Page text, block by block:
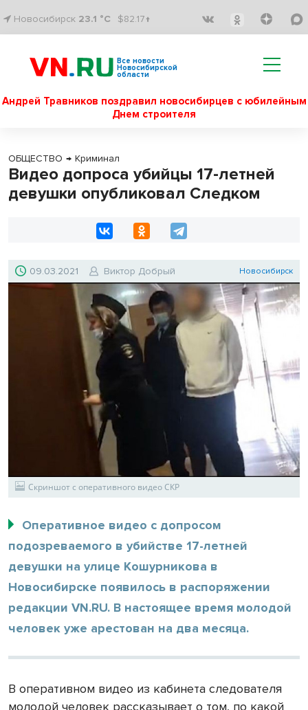
Новосибирск 23.1 °C $82.17↑
Все новости
Новосибирской
области
Андрей Травников поздравил новосибирцев с юбилейным
Днем строителя
ОБЩЕСТВО → Криминал
Видео допроса убийцы 17-летней
девушки опубликовал Следком
09.03.2021 Виктор Добрый Новосибирск
Скриншот с оперативного видео СКР
Оперативное видео с допросом
подозреваемого в убийстве 17-летней
девушки на улице Кошурникова в
Новосибирске появилось в распоряжении
редакции VN.RU. В настоящее время молодой
человек уже арестован на два месяца.
В оперативном видео из кабинета следователя
молодой человек рассказывает о том, по какой